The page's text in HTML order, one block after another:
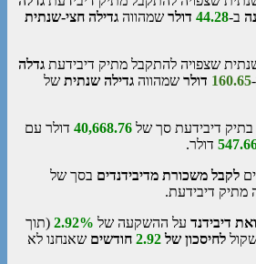
ב-44.28 דולר שמהווה גדילה חצי-שנתית
שצפויה להתקבל מתיק דיבידעת גדלה
160.65 דולר שמהווה גדילה שנתית של
דיבידעת סך של 40,668.76 דולר עם
דולר.
לקבל משכורת מדיבידנדים בסך של
מתיק דיבידעת.
דיבידנד על ההשקעה של 2.92%
(תוך
לחיסכון של 2.92 חודשים שאנחנו לא